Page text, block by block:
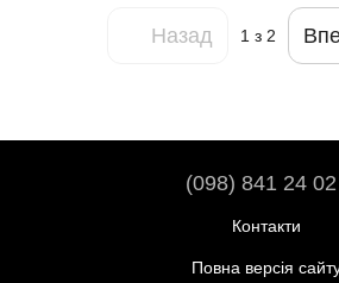
Назад 1 з 2
(098) 841 24 02
Контакти
Повна версія